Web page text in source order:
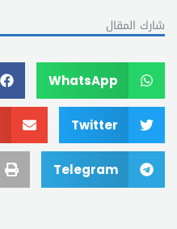
شارك المقال
WhatsApp
Twitter
Telegram